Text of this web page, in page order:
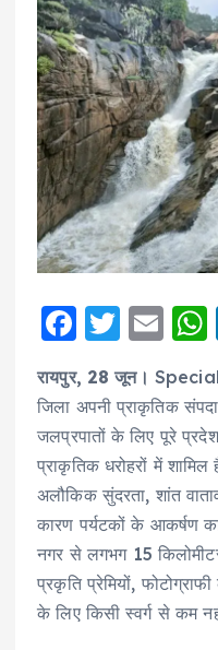
F
c
e
b
o
o
k
T
it
te
r
E
ai
l
रायपुर, 28 जून।
जिला अपनी प्राकृतिक
जलप्रपातों के लिए पूरे
प्राकृतिक धरोहरों में
अलौकिक सुंदरता, शांत
कारण पर्यटकों के आकर्षण
नगर से लगभग 15
प्रकृति प्रेमियों,
के लिए किसी स्वर्ग से कम